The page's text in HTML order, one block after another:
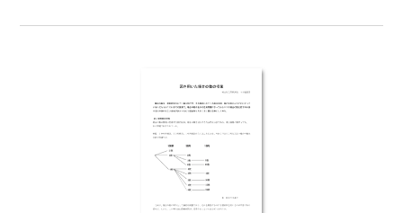
うことがある。 この重複組合せは，教科
つ定着は芳しくない。 そこで，この重複
組合せについてのわかりやすい指導につい
て考察してみた。※文中の数式は，「Tosho
数式エディタ」で作成されています。ワード
文書で数式を正しく表示するためには，
「Tosho数式エディタ」が導入されているこ